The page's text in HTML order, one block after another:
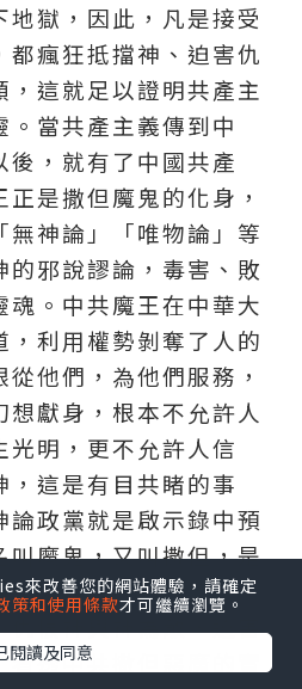
獄，因此，凡是接受
都瘋狂抵擋神、迫害仇
這就足以證明共產主
當共產主義傳到中
，就有了中國共產
是撒但魔鬼的化身，
無神論」「唯物論」等
邪說謬論，毒害、敗
魂。中共魔王在中華大
，利用權勢剝奪了人的
他們，為他們服務，
獻身，根本不允許人
光明，更不允許人信
這是有目共睹的事
論政黨就是啟示錄中預
叫魔鬼，又叫撒但，是
就是中共的惡魔實質，
仇恨神與神為敵，迫害
透中共撒但惡魔的實
來改善您的網站體驗，請確定
策和使用條款才可繼續瀏覽。
閱讀及同意